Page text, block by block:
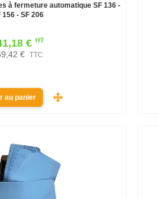
à fermeture automatique SF 136 -
156 - SF 206
€ HT
€ TTC
au panier